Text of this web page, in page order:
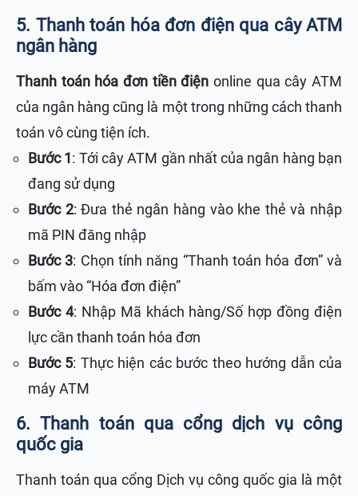
5. Thanh toán hóa đơn điện qua cây ATM
ngân hàng
Thanh toán hóa đơn tiền điện online qua cây ATM
của ngân hàng cũng là một trong những cách thanh
toán vô cùng tiện ích.
Bước 1: Tới cây ATM gần nhất của ngân hàng bạn
đang sử dụng
Bước 2: Đưa thẻ ngân hàng vào khe thẻ và nhập
mã PIN đăng nhập
Bước 3: Chọn tính năng “Thanh toán hóa đơn” và
bấm vào “Hóa đơn điện”
Bước 4: Nhập Mã khách hàng/Số hợp đồng điện
lực cần thanh toán hóa đơn
Bước 5: Thực hiện các bước theo hướng dẫn của
máy ATM
6. Thanh toán qua cổng dịch vụ công
quốc gia
Thanh toán qua cổng Dịch vụ công quốc gia là một